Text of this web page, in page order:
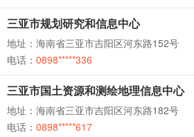
三亚市规划研究和信息中心
地址：海南省三亚市吉阳区河东路152号
电话： 0898*****336
三亚市国土资源和测绘地理信息中心
地址：海南省三亚市吉阳区河东路182号
电话： 0898*****617